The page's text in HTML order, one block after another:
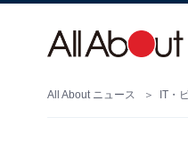
All About ニュース IT・